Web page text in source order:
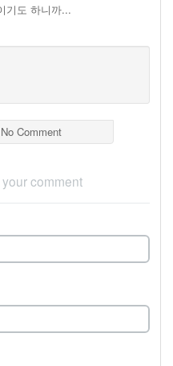
기도 하니까...
No Comment
comment